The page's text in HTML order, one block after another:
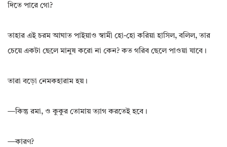
দিতে পারে গো?
তাহার এই চরম আঘাত পাইয়াও স্বামী হো-হো করিয়া হাসিল, বলিল, তার
চেয়ে একটা ছেলে মানুষ করো না কেন? কত গরিব ছেলে পাওয়া যাবে।
তারা বড়ো নেমকহারাম হয়।
—কিন্তু রমা, ও কুকুর তোমায় ত্যাগ করতেই হবে।
—কারণ?